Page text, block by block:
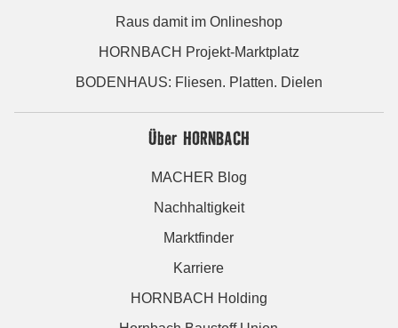
Raus damit im Onlineshop
HORNBACH Projekt-Marktplatz
BODENHAUS: Fliesen. Platten. Dielen
Über HORNBACH
MACHER Blog
Nachhaltigkeit
Marktfinder
Karriere
HORNBACH Holding